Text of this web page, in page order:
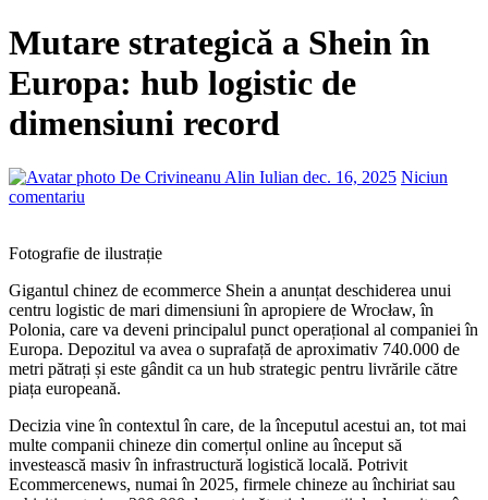
Mutare strategică a Shein în
Europa: hub logistic de
dimensiuni record
De Crivineanu Alin Iulian dec. 16, 2025 Niciun
comentariu
Fotografie de ilustrație
Gigantul chinez de ecommerce Shein a anunțat deschiderea unui
centru logistic de mari dimensiuni în apropiere de Wrocław, în
Polonia, care va deveni principalul punct operațional al companiei în
Europa. Depozitul va avea o suprafață de aproximativ 740.000 de
metri pătrați și este gândit ca un hub strategic pentru livrările către
piața europeană.
Decizia vine în contextul în care, de la începutul acestui an, tot mai
multe companii chineze din comerțul online au început să
investească masiv în infrastructură logistică locală. Potrivit
Ecommercenews, numai în 2025, firmele chineze au închiriat sau